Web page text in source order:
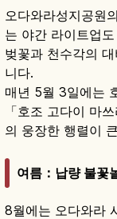
오다와라성지공원
는 야간 라이트업
벚꽃과 천수각의
니다.
매년 5월 3일에는
「호조 고다이 마
의 웅장한 행렬이
여름：납량 불꽃
8월에는 오다와라